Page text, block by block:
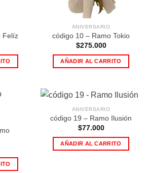
Felíz
ANIVERSARIO
código 10 – Ramo Tokio
$275.000
AÑADIR AL CARRITO
ANIVERSARIO
código 19 – Ramo Ilusión
$77.000
AÑADIR AL CARRITO